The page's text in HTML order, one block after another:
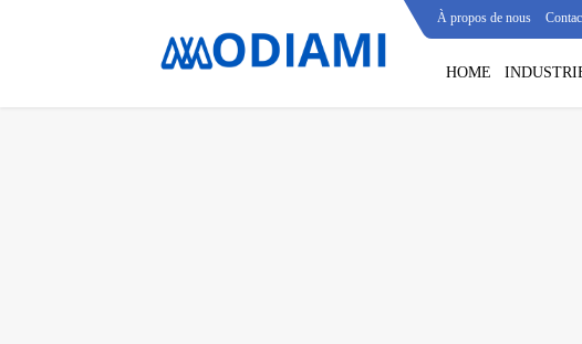
À propos de nous
HOME